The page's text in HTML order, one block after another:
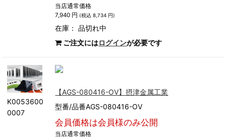
当店通常価格
7,940 円 (税込 8,734 円)
在庫：品切れ中
ご注文にはログインが必要です
K0053600
0007
【AGS-080416-OV】摂津金属工業
型番/品番AGS-080416-OV
会員価格は会員様のみ公開
当店通常価格